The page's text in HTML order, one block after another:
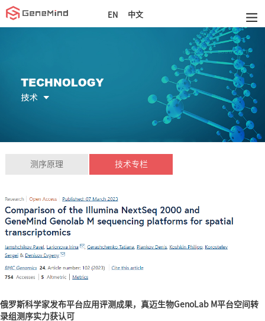
EN 中文
测序原理 技术专栏
俄罗斯科学家发布平台应用评测成果，真迈生物GenoLab M平台空间转
录组测序实力获认可